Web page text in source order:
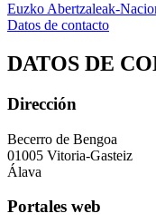
Euzko Abertzaleak-
Datos de contacto
DATOS DE
Dirección
Becerro de Bengoa
01005 Vitoria-Gasteiz
Álava
Portales web